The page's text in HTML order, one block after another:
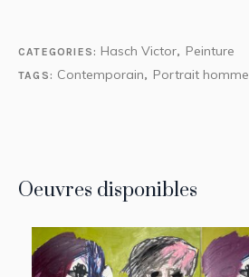
CATEGORIES: Hasch Victor, Peinture
TAGS: Contemporain, Portrait homme
Oeuvres disponibles